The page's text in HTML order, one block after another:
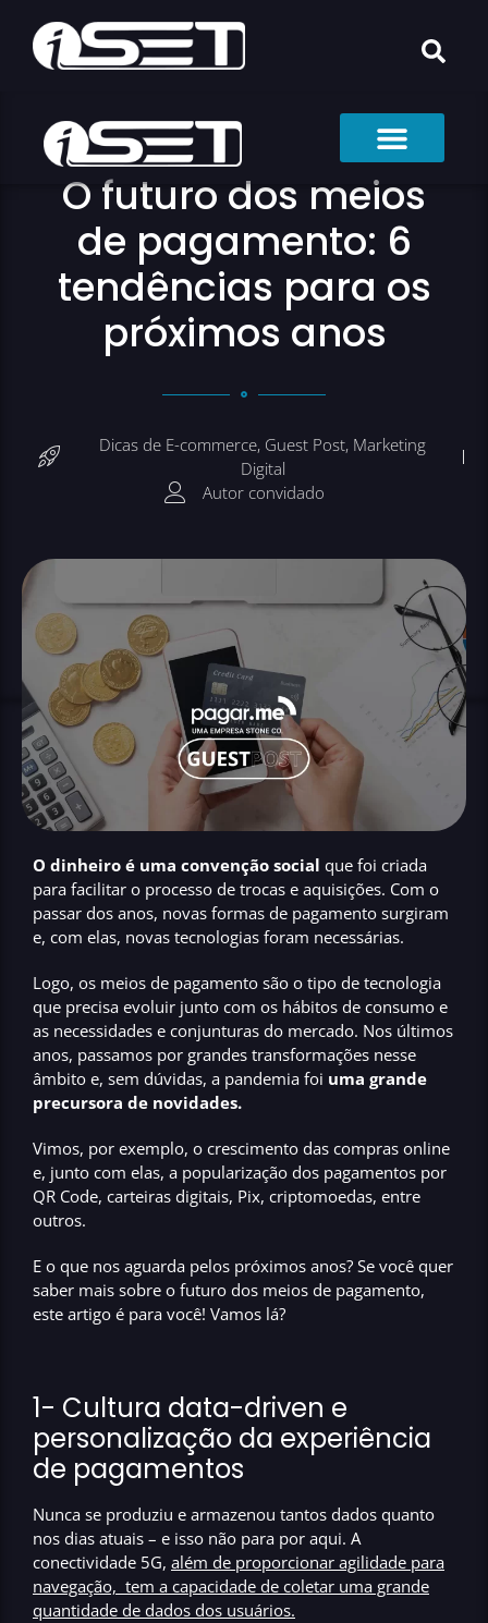
O futuro dos meios
de pagamento: 6
tendências para os
próximos anos
Dicas de E-commerce, Guest Post, Marketing
Digital
Autor convidado
O dinheiro é uma convenção social que foi criada
para facilitar o processo de trocas e aquisições. Com o
passar dos anos, novas formas de pagamento surgiram
e, com elas, novas tecnologias foram necessárias.
Logo, os meios de pagamento são o tipo de tecnologia
que precisa evoluir junto com os hábitos de consumo e
as necessidades e conjunturas do mercado. Nos últimos
anos, passamos por grandes transformações nesse
âmbito e, sem dúvidas, a pandemia foi uma grande
precursora de novidades.
Vimos, por exemplo, o crescimento das compras online
e, junto com elas, a popularização dos pagamentos por
QR Code, carteiras digitais, Pix, criptomoedas, entre
outros.
E o que nos aguarda pelos próximos anos? Se você quer
saber mais sobre o futuro dos meios de pagamento,
este artigo é para você! Vamos lá?
1- Cultura data-driven e
personalização da experiência
de pagamentos
Nunca se produziu e armazenou tantos dados quanto
nos dias atuais – e isso não para por aqui. A
conectividade 5G, além de proporcionar agilidade para
navegação, tem a capacidade de coletar uma grande
quantidade de dados dos usuários.